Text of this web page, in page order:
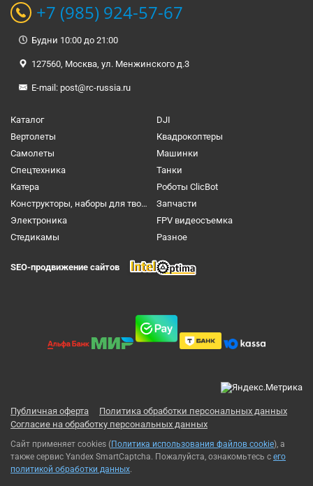
+7 (985) 924-57-67
Будни 10:00 до 21:00
127560, Москва, ул. Менжинского д.3
E-mail: post@rc-russia.ru
Каталог
DJI
Вертолеты
Квадрокоптеры
Самолеты
Машинки
Спецтехника
Танки
Катера
Роботы ClicBot
Конструкторы, наборы для творчества и настольные игры
Запчасти
Электроника
FPV видеосъемка
Cтедикамы
Разное
SEO-продвижение сайтов
Публичная оферта
Политика обработки персональных данных
Согласие на обработку персональных данных
Сайт применяет cookies (Политика использования файлов cookie), а
также сервис Yandex SmartCaptcha. Пожалуйста, ознакомьтесь с его
политикой обработки данных.